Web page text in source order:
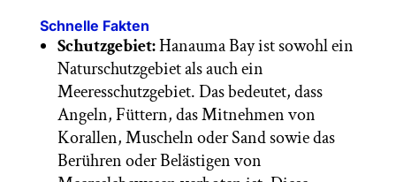
Schnelle Fakten
Schutzgebiet:Hanauma Bay ist sowohl ein
Naturschutzgebiet als auch ein
Meeresschutzgebiet. Das bedeutet, dass
Angeln, Füttern, das Mitnehmen von
Korallen, Muscheln oder Sand sowie das
Berühren oder Belästigen von